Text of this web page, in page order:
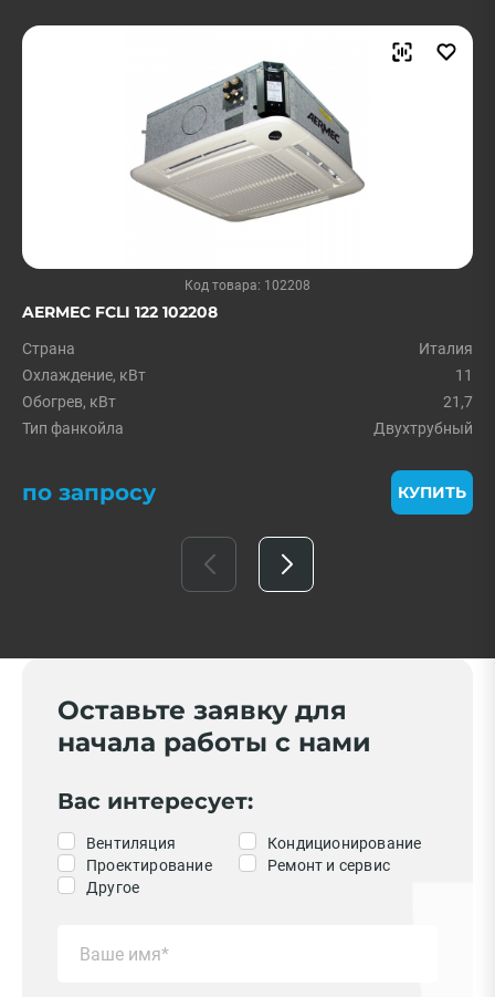
Код товара: 102208
AERMEC FCLI 122 102208
Страна
Италия
Охлаждение, кВт
11
Обогрев, кВт
21,7
Тип фанкойла
Двухтрубный
по запросу КУПИТЬ
Оставьте заявку для
начала работы с нами
Вас интересует:
Вентиляция
Кондиционирование
Проектирование
Ремонт и сервис
Другое